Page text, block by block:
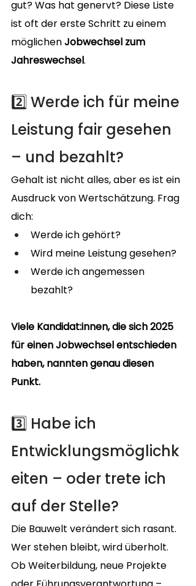
gut? Was hat genervt? Diese Liste
ist oft der erste Schritt zu einem
möglichen Jobwechsel zum
Jahreswechsel.
2️⃣ Werde ich für meine
Leistung fair gesehen
– und bezahlt?
Gehalt ist nicht alles, aber es ist ein
Ausdruck von Wertschätzung. Frag
dich:
Werde ich gehört?
Wird meine Leistung gesehen?
Werde ich angemessen
bezahlt?
Viele Kandidat:innen, die sich 2025
für einen Jobwechsel entschieden
haben, nannten genau diesen
Punkt.
3️⃣ Habe ich
Entwicklungsmöglichk
eiten – oder trete ich
auf der Stelle?
Die Bauwelt verändert sich rasant.
Wer stehen bleibt, wird überholt.
Ob Weiterbildung, neue Projekte